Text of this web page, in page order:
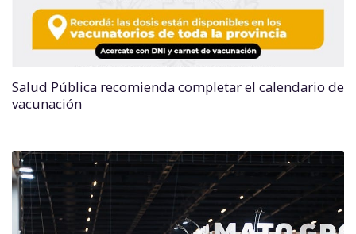
Salud Pública recomienda completar el calendario de
vacunación